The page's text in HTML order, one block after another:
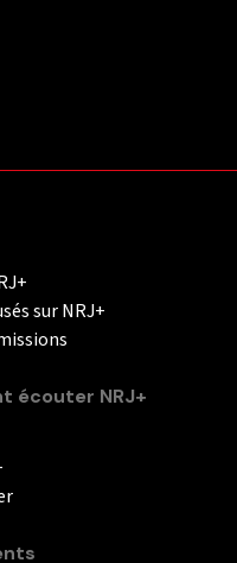
sur NRJ+
écouter NRJ+